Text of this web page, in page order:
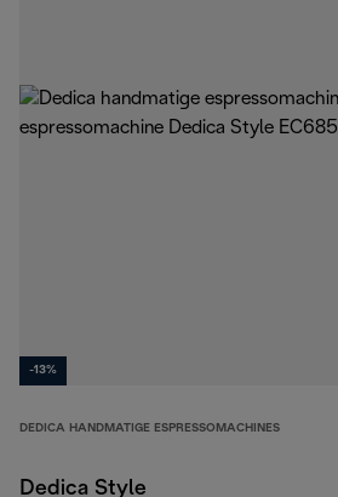
-13%
DEDICA HANDMATIGE ESPRESSOMACHINES
Dedica Style